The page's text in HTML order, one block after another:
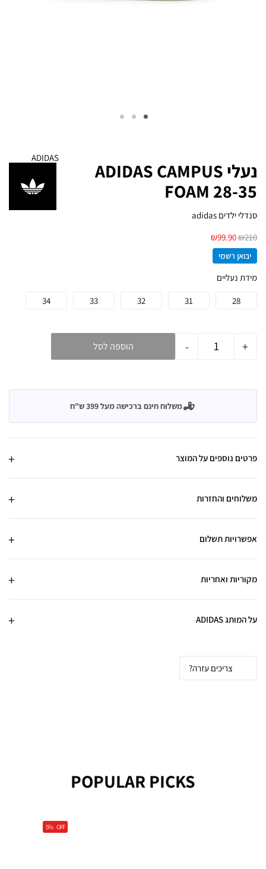
נעלי ADIDAS CAMPUS
FOAM 28-35
ADIDAS
סנדלי ילדים adidas
₪210
₪99.90
יבואן רשמי
מידת נעליים
28
31
32
33
34
- + הוספה לסל
משלוח חינם ברכישה מעל 399 ש"ח
פרטים נוספים על המוצר
משלוחים והחזרות
אפשרויות תשלום
מקוריות ואחריות
על המותג ADIDAS
צריכים עזרה?
POPULAR PICKS
5% OFF